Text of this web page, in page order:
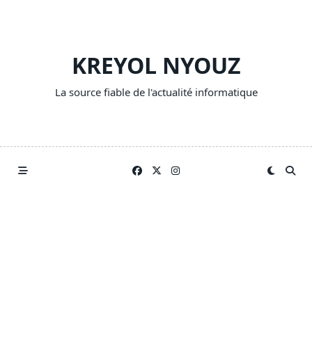
KREYOL NYOUZ
La source fiable de l'actualité informatique